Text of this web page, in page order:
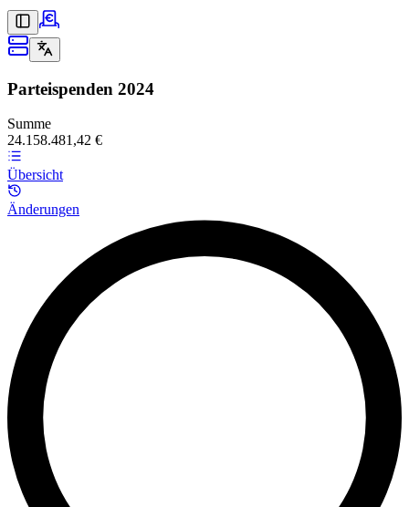
Parteispenden 2024
Summe
24.158.481,42 €
Übersicht
Änderungen